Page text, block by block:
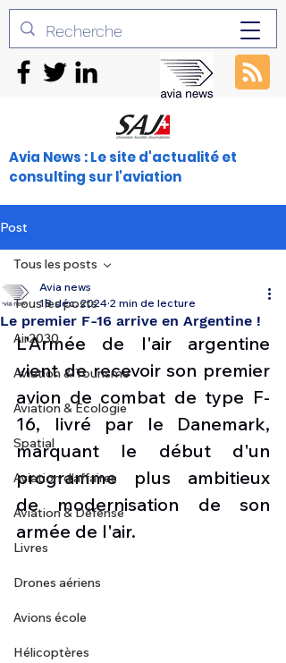
Avia News : Le site d'actualité et
consulting sur l'aviation
Post
Tous les posts
Air2030
Aviation & Tourisme
Aviation & Ecologie
Spatial
Aviation d'affaires
Aviation & Défense
Livres
Drones aériens
Avions école
Hélicoptères
Tous les posts
Le premier F-16 arrive en Argentine !
Avia news
18 déc. 2024 2 min de lecture
L'Armée de l'air argentine
vient de recevoir son premier
avion de combat de type F-
16, livré par le Danemark,
marquant le début d'un
programme plus ambitieux
de modernisation de son
armée de l'air.